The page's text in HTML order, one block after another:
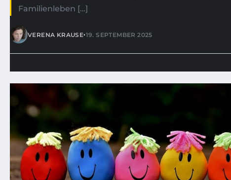
Familienleben […]
VERENA KRAUSE•19. SEPTEMBER 2025